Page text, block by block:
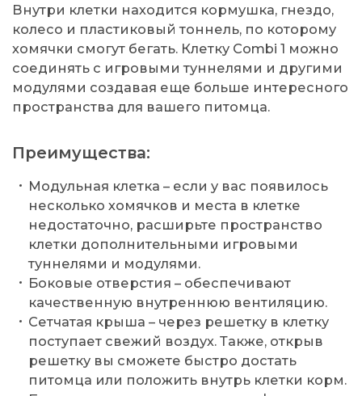
Внутри клетки находится кормушка, гнездо,
колесо и пластиковый тоннель, по которому
хомячки смогут бегать. Клетку Combi 1 можно
соединять с игровыми туннелями и другими
модулями создавая еще больше интересного
пространства для вашего питомца.
Преимущества:
Модульная клетка – если у вас появилось
несколько хомячков и места в клетке
недостаточно, расширьте пространство
клетки дополнительными игровыми
туннелями и модулями.
Боковые отверстия – обеспечивают
качественную внутреннюю вентиляцию.
Сетчатая крыша – через решетку в клетку
поступает свежий воздух. Также, открыв
решетку вы сможете быстро достать
питомца или положить внутрь клетки корм.